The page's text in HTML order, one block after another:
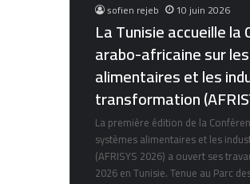
sofien rejeb
10 juin 2026
La Tunisie accueille la
arabo-africaine sur
alimentaires et les
transformation
La première édition de la
systèmes alimentaires et les
(AFRISYS 2026) a ouvert ses
2026 en Tunisie. Tenue au Parc